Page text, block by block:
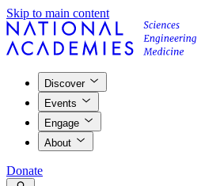
Skip to main content
Discover
Events
Engage
About
Donate